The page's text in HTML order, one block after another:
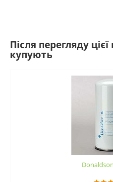
Після перегляду
купують